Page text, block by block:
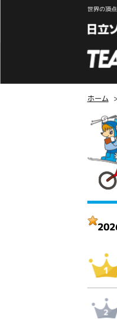
世界の頂
ホーム